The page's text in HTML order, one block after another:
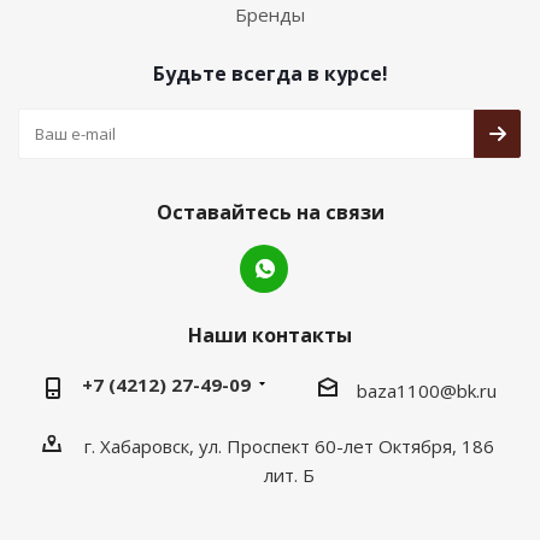
Бренды
Будьте всегда в курсе!
Оставайтесь на связи
Наши контакты
+7 (4212) 27-49-09 baza1100@bk.ru
г. Хабаровск, ул. Проспект 60-лет Октября, 186
лит. Б